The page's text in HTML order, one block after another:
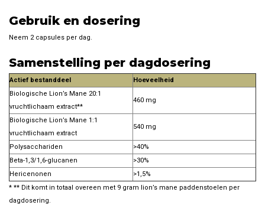
Gebruik en dosering
Neem 2 capsules per dag.
Samenstelling per dagdosering
Actief bestanddeel
Hoeveelheid
Biologische Lion’s Mane 20:1
vruchtlichaam extract**
460 mg
Biologische Lion’s Mane 1:1
vruchtlichaam extract
540 mg
Polysacchariden
>40%
Beta-1,3/1,6-glucanen
>30%
Hericenonen
>1,5%
* ** Dit komt in totaal overeen met 9 gram lion’s mane paddenstoelen per
dagdosering.